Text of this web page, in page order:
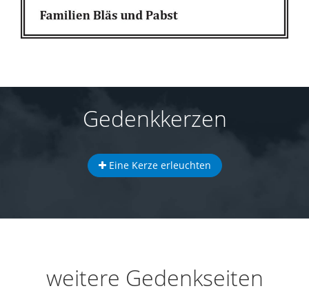
Gedenkkerzen
Eine Kerze erleuchten
weitere Gedenkseiten